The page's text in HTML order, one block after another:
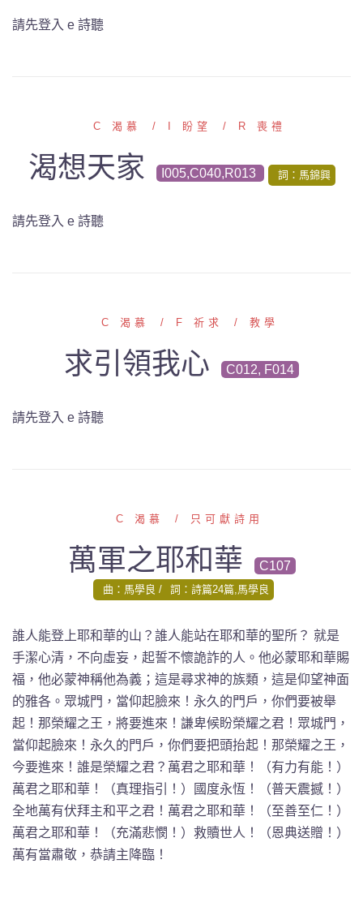
請先登入 e 詩聽
C 渴慕 I 盼望 R 喪禮
渴想天家 I005,C040,R013 詞：馬錦興
請先登入 e 詩聽
C 渴慕 F 祈求 教學
求引領我心 C012, F014
請先登入 e 詩聽
C 渴慕 只可獻詩用
萬軍之耶和華 C107
曲：馬學良 詞：詩篇24篇,馬學良
誰人能登上耶和華的山？誰人能站在耶和華的聖所？ 就是
手潔心清，不向虛妄，起誓不懷詭詐的人。他必蒙耶和華賜
福，他必蒙神稱他為義；這是尋求神的族類，這是仰望神面
的雅各。眾城門，當仰起臉來！永久的門戶，你們要被舉
起！那榮耀之王，將要進來！謙卑候盼榮耀之君！眾城門，
當仰起臉來！永久的門戶，你們要把頭抬起！那榮耀之王，
今要進來！誰是榮耀之君？萬君之耶和華！（有力有能！）
萬君之耶和華！（真理指引！）國度永恆！（普天震撼！）
全地萬有伏拜主和平之君！萬君之耶和華！（至善至仁！）
萬君之耶和華！（充滿悲憫！）救贖世人！（恩典送贈！）
萬有當肅敬，恭請主降臨！